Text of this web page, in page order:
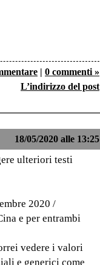
| 0 commenti »
L’indirizzo del post
18/05/2020 alle 13:25
ulteriori testi
2020 /
e per entrambi
vedere i valori
e generici come